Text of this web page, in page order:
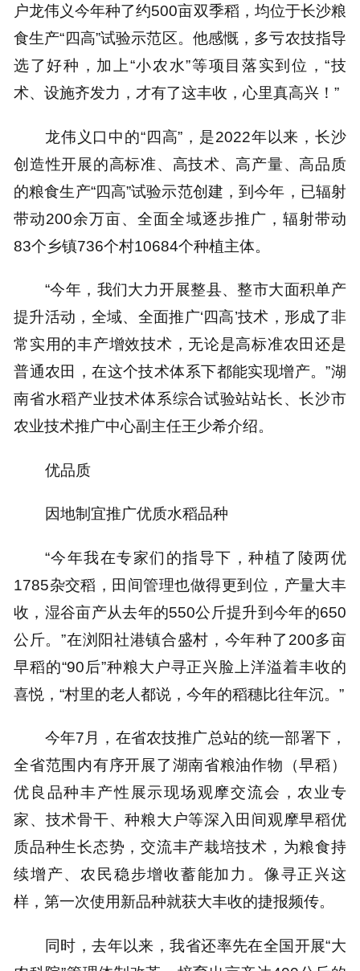
户龙伟义今年种了约500亩双季稻，均位于长沙粮
食生产“四高”试验示范区。他感慨，多亏农技指导
选了好种，加上“小农水”等项目落实到位，“技
术、设施齐发力，才有了这丰收，心里真高兴！”
龙伟义口中的“四高”，是2022年以来，长沙
创造性开展的高标准、高技术、高产量、高品质
的粮食生产“四高”试验示范创建，到今年，已辐射
带动200余万亩、全面全域逐步推广，辐射带动
83个乡镇736个村10684个种植主体。
“今年，我们大力开展整县、整市大面积单产
提升活动，全域、全面推广‘四高’技术，形成了非
常实用的丰产增效技术，无论是高标准农田还是
普通农田，在这个技术体系下都能实现增产。”湖
南省水稻产业技术体系综合试验站站长、长沙市
农业技术推广中心副主任王少希介绍。
优品质
因地制宜推广优质水稻品种
“今年我在专家们的指导下，种植了陵两优
1785杂交稻，田间管理也做得更到位，产量大丰
收，湿谷亩产从去年的550公斤提升到今年的650
公斤。”在浏阳社港镇合盛村，今年种了200多亩
早稻的“90后”种粮大户寻正兴脸上洋溢着丰收的
喜悦，“村里的老人都说，今年的稻穗比往年沉。”
今年7月，在省农技推广总站的统一部署下，
全省范围内有序开展了湖南省粮油作物（早稻）
优良品种丰产性展示现场观摩交流会，农业专
家、技术骨干、种粮大户等深入田间观摩早稻优
质品种生长态势，交流丰产栽培技术，为粮食持
续增产、农民稳步增收蓄能加力。像寻正兴这
样，第一次使用新品种就获大丰收的捷报频传。
同时，去年以来，我省还率先在全国开展“大